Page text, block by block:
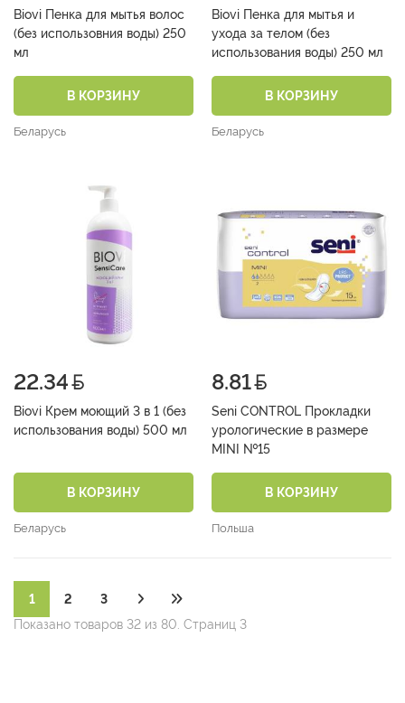
Biovi Пенка для мытья волос
(без использовния воды) 250
мл
В КОРЗИНУ
Беларусь
Biovi Пенка для мытья и
ухода за телом (без
использования воды) 250 мл
В КОРЗИНУ
Беларусь
22.34
Biovi Крем моющий 3 в 1 (без
использования воды) 500 мл
В КОРЗИНУ
Беларусь
8.81
Seni CONTROL Прокладки
урологические в размере
MINI №15
В КОРЗИНУ
Польша
1 2
3
Показано товаров 32 из 80. Страниц 3